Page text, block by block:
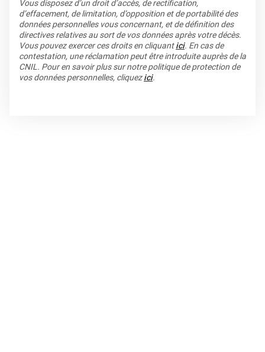
Vous disposez d’un droit d’accès, de rectification,
d’effacement, de limitation, d’opposition et de portabilité des
données personnelles vous concernant, et de définition des
directives relatives au sort de vos données après votre décès.
Vous pouvez exercer ces droits en cliquantici. En cas de
contestation, une réclamation peut être introduite auprès de la
CNIL. Pour en savoir plus sur notre politique de protection de
vos données personnelles, cliquezici.